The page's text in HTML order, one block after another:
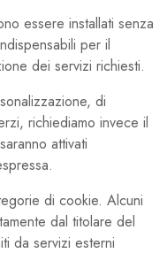
essere installati senza
per il
dei servizi richiesti.
di
richiediamo invece il
attivati
di cookie. Alcuni
dal titolare del
da servizi esterni